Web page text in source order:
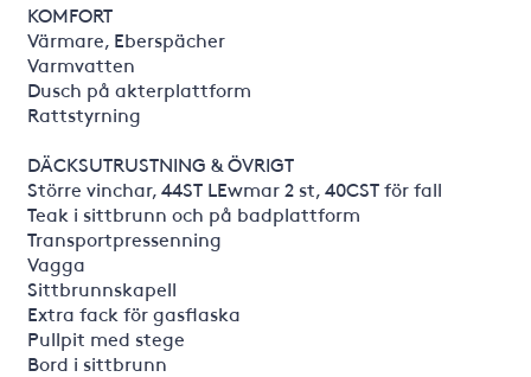
KOMFORT
Värmare, Eberspächer
Varmvatten
Dusch på akterplattform
Rattstyrning
DÄCKSUTRUSTNING & ÖVRIGT
Större vinchar, 44ST LEwmar 2 st, 40CST för fall
Teak i sittbrunn och på badplattform
Transportpressenning
Vagga
Sittbrunnskapell
Extra fack för gasflaska
Pullpit med stege
Bord i sittbrunn